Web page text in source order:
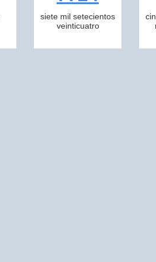
siete mil setecientos
veinticuatro